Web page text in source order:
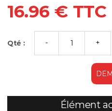
16.96 € TTC
Qté :
Élément